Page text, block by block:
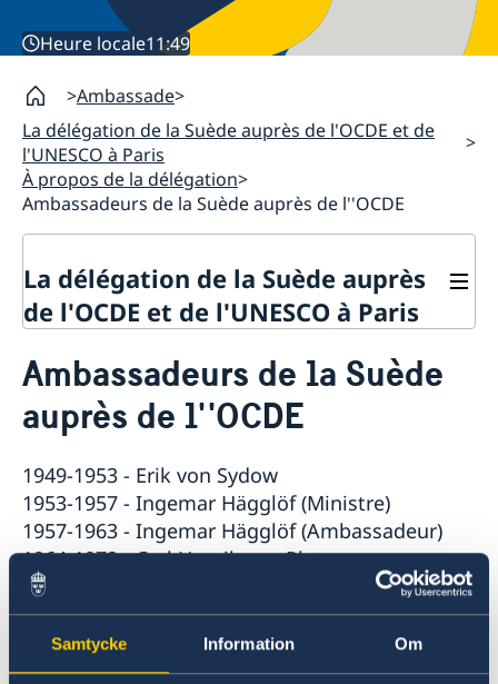
Samtycke Information Om
Heure locale11:49
Ambassade
La délégation de la Suède auprès de l'OCDE et de
l'UNESCO à Paris
À propos de la délégation
Ambassadeurs de la Suède auprès de l''OCDE
La délégation de la Suède auprès
de l'OCDE et de l'UNESCO à Paris
À propos de la délégation
La Suède et l'OCDE
Pays membres de l'OCDE
Calendrier des évènements
Répertoire des Délégations permanentes auprès de
l’UNESCO
Politique de confidentialité des missions
diplomatiques
Actualités
Ambassadeurs de la Suède
auprès de l''OCDE
1949-1953 - Erik von Sydow
1953-1957 - Ingemar Hägglöf (Ministre)
1957-1963 - Ingemar Hägglöf (Ambassadeur)
1964-1972 - Carl Henrik von Platen
1972-1976 - Leif Belfrage
1976-1985 - Hans Colliander
1985-1991 - Bo Kjellén
1991-1995 - Staffan Sohlman